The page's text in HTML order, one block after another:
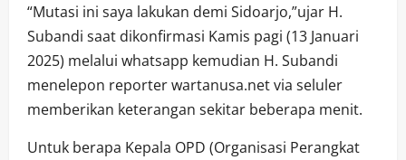
“Mutasi ini saya lakukan demi Sidoarjo,”ujar H.
Subandi saat dikonfirmasi Kamis pagi (13 Januari
2025) melalui whatsapp kemudian H. Subandi
menelepon reporter wartanusa.net via seluler
memberikan keterangan sekitar beberapa menit.
Untuk berapa Kepala OPD (Organisasi Perangkat